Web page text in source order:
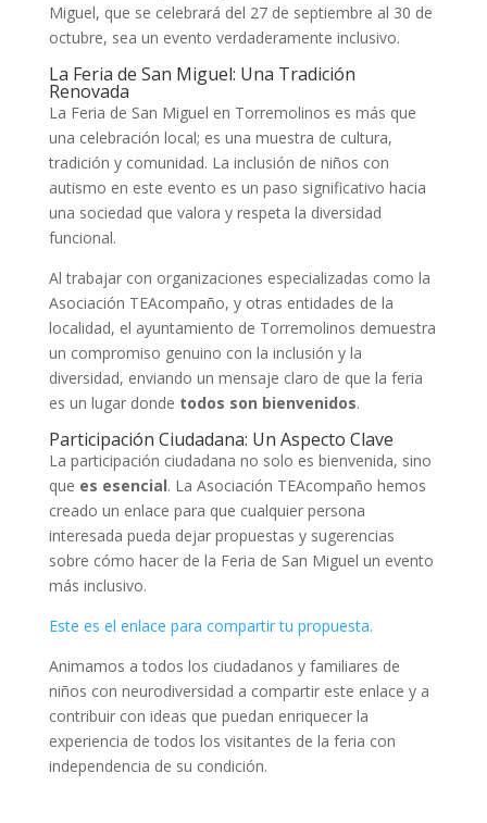
Miguel, que se celebrará del 27 de septiembre al 30 de
octubre, sea un evento verdaderamente inclusivo.
La Feria de San Miguel: Una Tradición
Renovada
La Feria de San Miguel en Torremolinos es más que
una celebración local; es una muestra de cultura,
tradición y comunidad. La inclusión de niños con
autismo en este evento es un paso significativo hacia
una sociedad que valora y respeta la diversidad
funcional.
Al trabajar con organizaciones especializadas como la
Asociación TEAcompaño, y otras entidades de la
localidad, el ayuntamiento de Torremolinos demuestra
un compromiso genuino con la inclusión y la
diversidad, enviando un mensaje claro de que la feria
es un lugar donde todos son bienvenidos.
Participación Ciudadana: Un Aspecto Clave
La participación ciudadana no solo es bienvenida, sino
que es esencial. La Asociación TEAcompaño hemos
creado un enlace para que cualquier persona
interesada pueda dejar propuestas y sugerencias
sobre cómo hacer de la Feria de San Miguel un evento
más inclusivo.
Este es el enlace para compartir tu propuesta.
Animamos a todos los ciudadanos y familiares de
niños con neurodiversidad a compartir este enlace y a
contribuir con ideas que puedan enriquecer la
experiencia de todos los visitantes de la feria con
independencia de su condición.